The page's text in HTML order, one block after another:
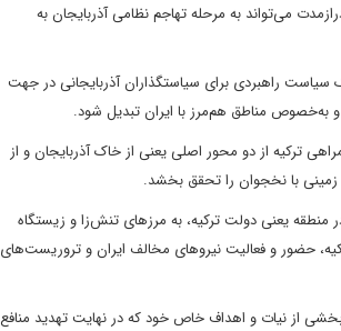
می‌تواند به مرحله تهاجم نظامی آذربایجان به
سیاست راهبردی برای سیاستگذاران آذربایجانی در جهت
ترکیه از دو محور اصلی یعنی از خاک آذربایجان و از
منطقه یعنی دولت ترکیه، به مرزهای تنش‌زا و زیستگاه
حضور و فعالیت نیروهای مخالف ایران و تروریست‌های
از نیات و اهداف خاص خود که در نهایت تهدید منافع